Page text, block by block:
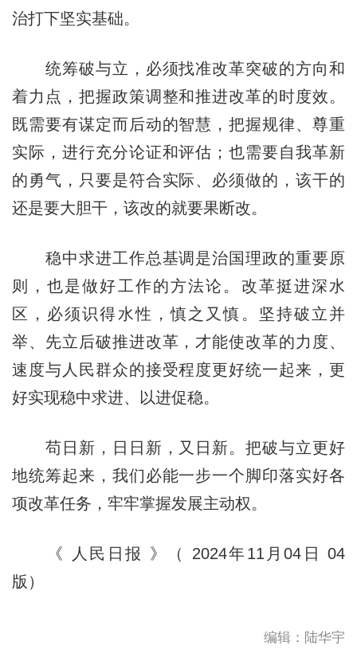
治打下坚实基础。
统筹破与立，必须找准改革突破的方向和
着力点，把握政策调整和推进改革的时度效。
既需要有谋定而后动的智慧，把握规律、尊重
实际，进行充分论证和评估；也需要自我革新
的勇气，只要是符合实际、必须做的，该干的
还是要大胆干，该改的就要果断改。
稳中求进工作总基调是治国理政的重要原
则，也是做好工作的方法论。改革挺进深水
区，必须识得水性，慎之又慎。坚持破立并
举、先立后破推进改革，才能使改革的力度、
速度与人民群众的接受程度更好统一起来，更
好实现稳中求进、以进促稳。
苟日新，日日新，又日新。把破与立更好
地统筹起来，我们必能一步一个脚印落实好各
项改革任务，牢牢掌握发展主动权。
《 人民日报 》（ 2024年11月04日 04
版）
编辑：陆华宇